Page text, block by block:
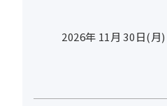
2026年 11月 30日(月)